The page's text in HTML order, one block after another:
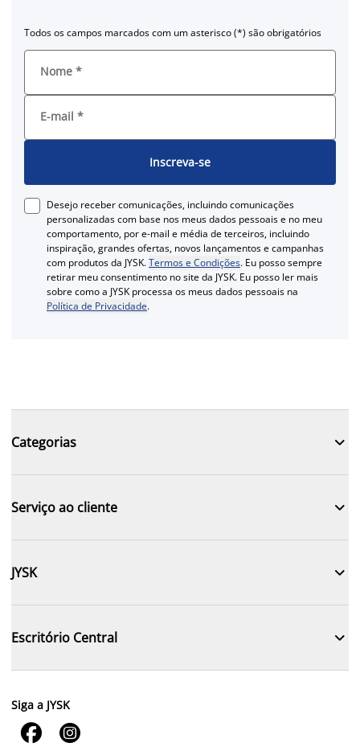
Todos os campos marcados com um asterisco (*) são obrigatórios
Nome *
E-mail *
Inscreva-se
Desejo receber comunicações, incluindo comunicações
personalizadas com base nos meus dados pessoais e no meu
comportamento, por e-mail e média de terceiros, incluindo
inspiração, grandes ofertas, novos lançamentos e campanhas
com produtos da JYSK.Termos e Condições. Eu posso sempre
retirar meu consentimento no site da JYSK. Eu posso ler mais
sobre como a JYSK processa os meus dados pessoais na
Política de Privacidade.
Categorias 
Serviço ao cliente 
JYSK 
Escritório Central 
Siga a JYSK
 